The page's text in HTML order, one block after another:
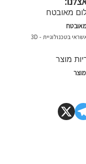
תשלום אשראי בטכנולוגיית - 3D